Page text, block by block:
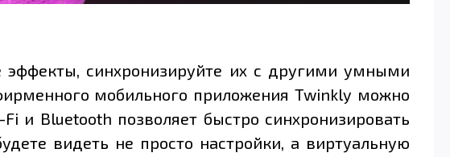
синхронизируйте их с другими умными
мобильного приложения Twinkly можно
и Bluetooth позволяет быстро синхронизировать
видеть не просто настройки, а виртуальную